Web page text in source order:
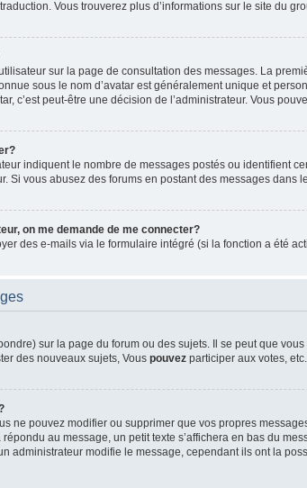
Vous trouverez plus d’informations sur le site du
sur la page de consultation des messages. La
sous le nom d’avatar est généralement unique et
c’est peut-être une décision de l’administrateur. Vous
indiquent le nombre de messages postés ou identifient
Si vous abusez des forums en postant des messages
on me demande de me connecter?
des e-mails via le formulaire intégré (si la fonction a été
sur la page du forum ou des sujets. Il se peut que
des nouveaux sujets, Vous pouvez participer aux votes, etc.
ne pouvez modifier ou supprimer que vos propres
au message, un petit texte s’affichera en bas du
administrateur modifie le message, cependant ils ont la